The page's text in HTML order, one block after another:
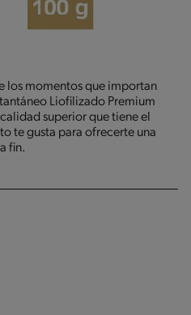
los momentos que importan
Liofilizado Premium
superior que tiene el
te gusta para ofrecerte una
fin.